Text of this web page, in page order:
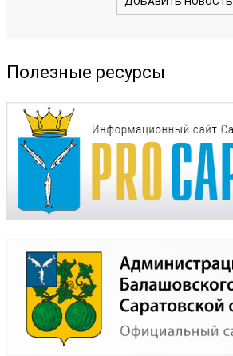
Полезные ресурсы